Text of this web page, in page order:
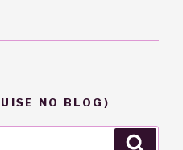
NO BLOG)